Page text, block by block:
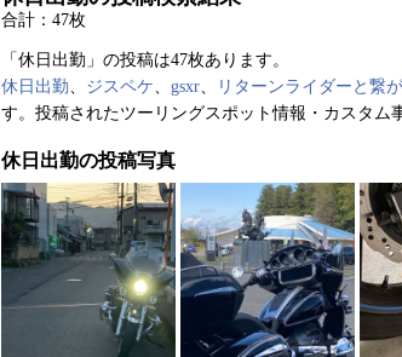
合計：47枚
「休日出勤」の投稿は47枚あります。
休日出勤、 ジスペケ、 gsxr、 リターンライダーと繋
す。投稿されたツーリングスポット情報・カスタム
休日出勤の投稿写真